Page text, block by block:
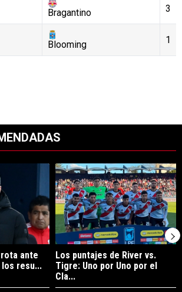
Bragantino 3
Blooming 1
con el título "Coudet tras la derrota ante
ante
resu...
Un artículo de tendencia con el
Los puntajes de River vs.
Tigre: Uno por Uno por el
Cla...